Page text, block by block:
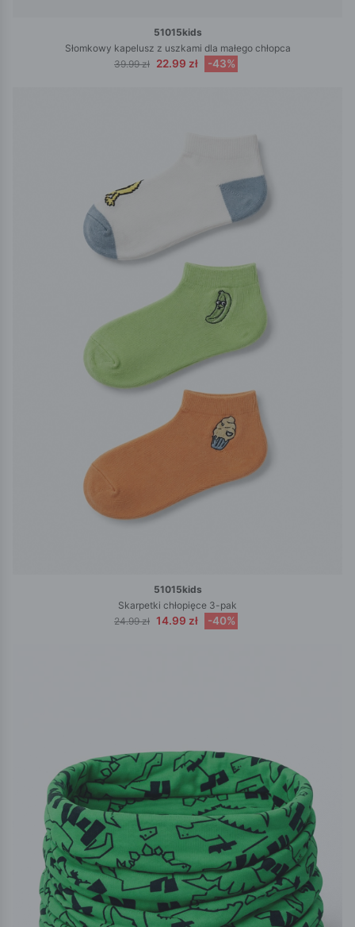
51015kids
Słomkowy kapelusz z uszkami dla małego chłopca
39.99 zł 22.99 zł -43%
51015kids
Skarpetki chłopięce 3-pak
24.99 zł 14.99 zł -40%